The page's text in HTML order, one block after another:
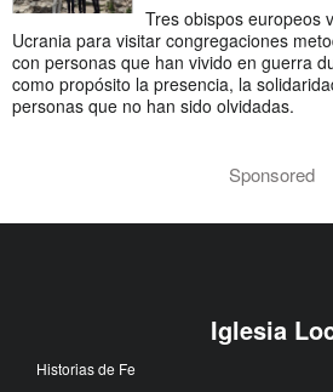
Tres obispos europeos
Ucrania para visitar congregaciones
con personas que han vivido en guerra
como propósito la presencia, la
personas que no han sido olvidadas.
Sponsored
Iglesia
Historias de Fe